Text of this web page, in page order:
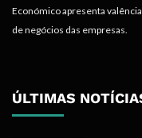
Económico apresenta
de negócios das empresas.
ÚLTIMAS